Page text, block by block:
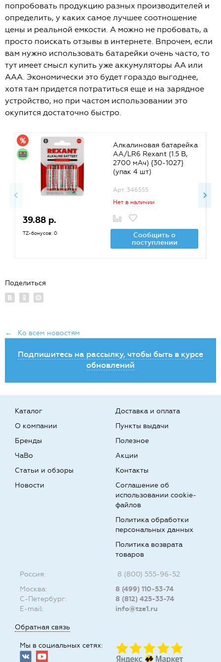
попробовать продукцию разных производителей и
определить, у каких самое лучшее соотношение
цены и реальной емкости. А можно не пробовать, а
просто поискать отзывы в интернете. Впрочем, если
вам нужно использовать батарейки очень часто, то
тут имеет смысл купить уже аккумуляторы АА или
ААА. Экономически это будет гораздо выгоднее,
хотя там придется потратиться еще и на зарядное
устройство, но при частом использовании это
окупится достаточно быстро.
Алкалиновая батарейка
АА/LR6 Rexant (1.5 В,
2700 мАч) {30-1027}
(упак 4 шт)
Арт. 346555
Нет в наличии
39.88 р.
TZ-бонусов: 0
Сообщить о
поступлении
Поделиться
← Ко всем новостям
Подпишитесь на рассылку, чтобы быть в курсе
обновлений
Каталог
О компании
Бренды
Доставка и оплата
Пункты выдачи
Полезное
ЧаВо
Статьи и обзоры
Новости
Акции
Контакты
Соглашение об
использовании cookie-
файлов
Политика обработки
персональных данных
Политика возврата
товаров
Россия:
8 (800) 555-96-52
Москва:
8 (499) 110-53-74
С-Петербург:
8 (812) 425-33-74
E-mail:
info@tze1.ru
Обратная связь
Мы в социальных сетях: